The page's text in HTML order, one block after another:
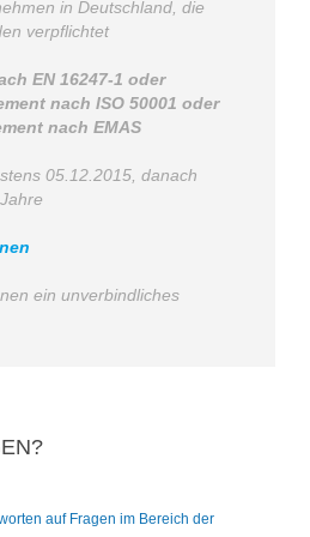
in Deutschland, die
verpflichtet
EN 16247-1 oder
nach ISO 50001 oder
nach EMAS
05.12.2015, danach
ein unverbindliches
auf Fragen im Bereich der